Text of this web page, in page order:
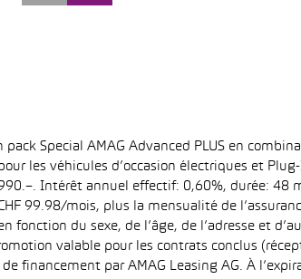
Special AMAG Advanced PLUS en
les véhicules d’occasion électriques et
Intérêt annuel effectif: 0,60%, durée: 48
99.98/mois, plus la mensualité de
du sexe, de l’âge, de l’adresse et
valable pour les contrats conclus
financement par AMAG Leasing AG. À